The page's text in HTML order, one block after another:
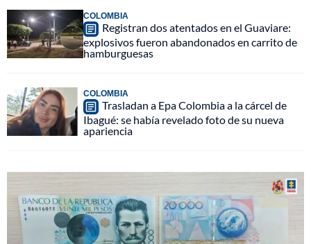
COLOMBIA
Registran dos atentados en el Guaviare:
explosivos fueron abandonados en carrito de
hamburguesas
COLOMBIA
Trasladan a Epa Colombia a la cárcel de
Ibagué: se había revelado foto de su nueva
apariencia